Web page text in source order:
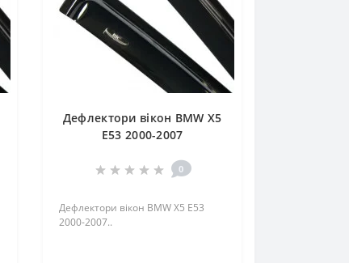
Дефлектори вікон BMW X5
E53 2000-2007
0
Дефлектори вікон BMW X5 E53
2000-2007..